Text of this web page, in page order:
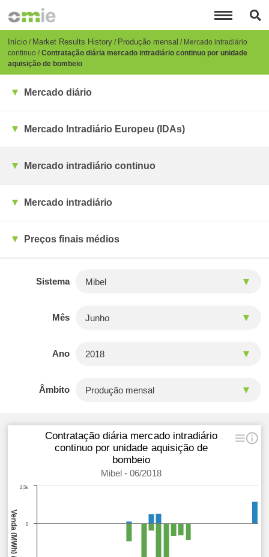
para
conteúdo
principal
Breadcrumb
Início Market Results History Produção mensal
Mercado intradiário
continuo Contratação diária mercado intradiário continuo por unidade
aquisição de bombeio
Mercado diário
Mercado Intradiário Europeu (IDAs)
Mercado intradiário continuo
Mercado intradiário
Preços finais médios
Sistema
Mês
Ano
Âmbito
Contratação diária mercado intradiário
continuo por unidade aquisição de
bombeio
Mibel - 06/2018
0
2,5k